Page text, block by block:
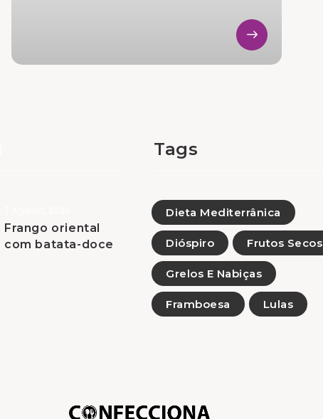
Frango oriental
com batata-doce
Tags
Dieta Mediterrânica
Dióspiro Frutos Secos
Grelos E Nabiças
Framboesa Lulas